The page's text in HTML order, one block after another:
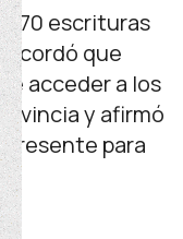
70 escrituras
que
acceder a los
y afirmó
para